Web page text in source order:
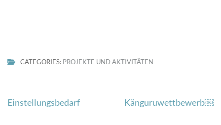
CATEGORIES: PROJEKTE UND AKTIVITÄTEN
Beitragsnavigation
Einstellungsbedarf Känguruwettbewerb￼